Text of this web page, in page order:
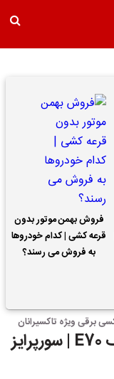
فروش بهمن موتور بدون
قرعه کشی | کدام خودروها
به فروش می رسند؟
شرایط فروش اقساطی دانگ فنگ E70 | سورپرایز